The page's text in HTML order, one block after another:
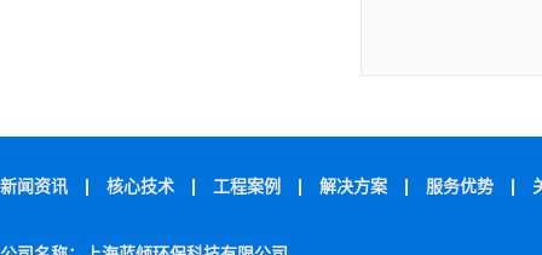
新闻资讯 核心技术 工程案例 解决方案 服务优势